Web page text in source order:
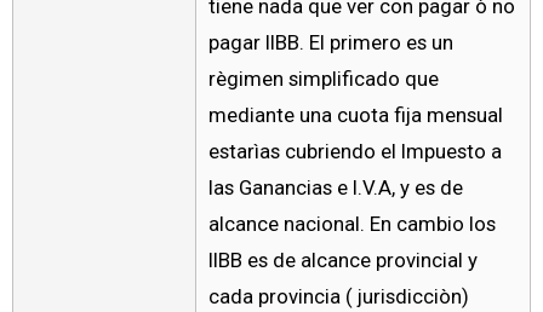
tiene nada que ver con pagar ò no
pagar IIBB. El primero es un
règimen simplificado que
mediante una cuota fija mensual
estarìas cubriendo el Impuesto a
las Ganancias e I.V.A, y es de
alcance nacional. En cambio los
IIBB es de alcance provincial y
cada provincia ( jurisdicciòn)